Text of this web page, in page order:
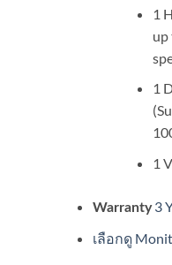
1
up
1
1
Warranty 3
เลือกดู